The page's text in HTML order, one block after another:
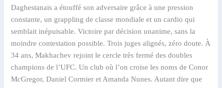
Daghestanais a étouffé son adversaire grâce à une pression
constante, un grappling de classe mondiale et un cardio qui
semblait inépuisable. Victoire par décision unanime, sans la
moindre contestation possible. Trois juges alignés, zéro doute. À
34 ans, Makhachev rejoint le cercle très fermé des doubles
champions de l’UFC. Un club où l’on croise les noms de Conor
McGregor, Daniel Cormier et Amanda Nunes. Autant dire que